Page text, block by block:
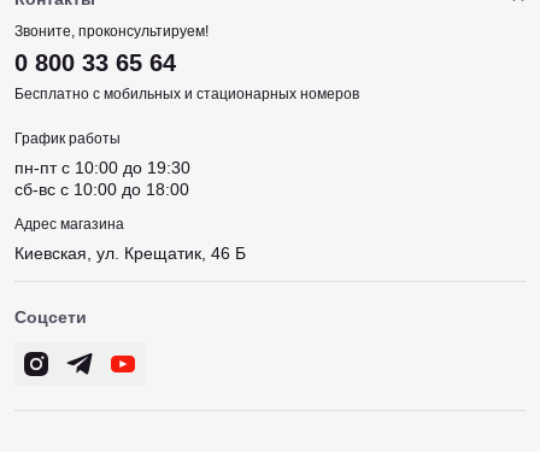
Звоните, проконсультируем!
0 800 33 65 64
Бесплатно с мобильных и стационарных номеров
График работы
пн-пт c 10:00 до 19:30
сб-вс c 10:00 до 18:00
Адрес магазина
Киевская, ул. Крещатик, 46 Б
Соцсети